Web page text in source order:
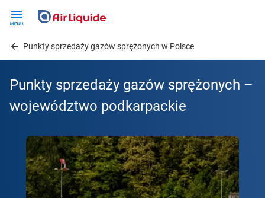
contentPunkty sprzedaży gazów sprężonych w Polsce
Punkty sprzedaży gazów sprężonych –
województwo podkarpackie